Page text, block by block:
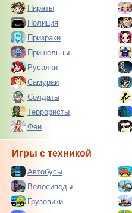
Пираты
Полиция
Призраки
Пришельцы
Русалки
Самураи
Солдаты
Террористы
Феи
Игры с техникой
Автобусы
Велосипеды
Грузовики